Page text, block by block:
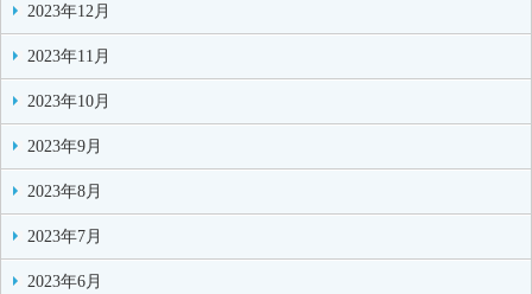
2023年12月
2023年11月
2023年10月
2023年9月
2023年8月
2023年7月
2023年6月